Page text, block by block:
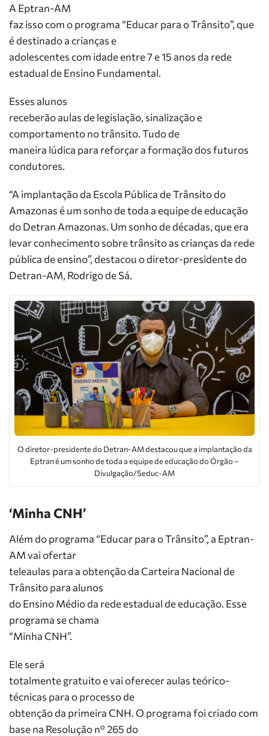
A Eptran-AM
faz isso com o programa “Educar para o Trânsito”, que
é destinado a crianças e
adolescentes com idade entre 7 e 15 anos da rede
estadual de Ensino Fundamental.
Esses alunos
receberão aulas de legislação, sinalização e
comportamento no trânsito. Tudo de
maneira lúdica para reforçar a formação dos futuros
condutores.
“A implantação da Escola Pública de Trânsito do
Amazonas é um sonho de toda a equipe de educação
do Detran Amazonas. Um sonho de décadas, que era
levar conhecimento sobre trânsito as crianças da rede
pública de ensino”, destacou o diretor-presidente do
Detran-AM, Rodrigo de Sá.
O diretor-presidente do Detran-AM destacou que a implantação da
Eptran é um sonho de toda a equipe de educação do Órgão –
Divulgação/Seduc-AM
‘Minha CNH’
Além do programa “Educar para o Trânsito”, a Eptran-
AM vai ofertar
teleaulas para a obtenção da Carteira Nacional de
Trânsito para alunos
do Ensino Médio da rede estadual de educação. Esse
programa se chama
“Minha CNH”.
Ele será
totalmente gratuito e vai oferecer aulas teórico-
técnicas para o processo de
obtenção da primeira CNH. O programa foi criado com
base na Resolução nº 265 do